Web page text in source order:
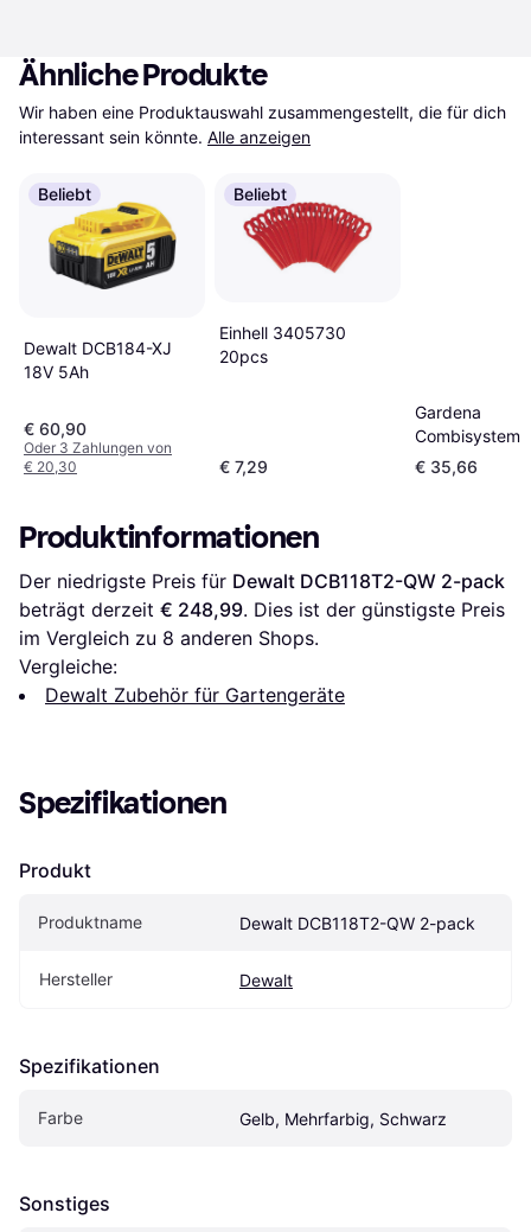
Ähnliche Produkte
Wir haben eine Produktauswahl zusammengestellt, die für dich
interessant sein könnte. Alle anzeigen
Beliebt
Dewalt DCB184-XJ
18V 5Ah
€ 60,90
Oder 3 Zahlungen von
€ 20,30
Beliebt
Einhell 3405730
20pcs
€ 7,29
Gardena
Combisystem
Tiller 3196-20
€ 35,66
Produktinformationen
Der niedrigste Preis für Dewalt DCB118T2-QW 2-pack
beträgt derzeit € 248,99. Dies ist der günstigste Preis
im Vergleich zu 8 anderen Shops.
Vergleiche:
Dewalt Zubehör für Gartengeräte
Spezifikationen
Produkt
Produktname Dewalt DCB118T2-QW 2-pack
Hersteller Dewalt
Spezifikationen
Farbe Gelb, Mehrfarbig, Schwarz
Sonstiges